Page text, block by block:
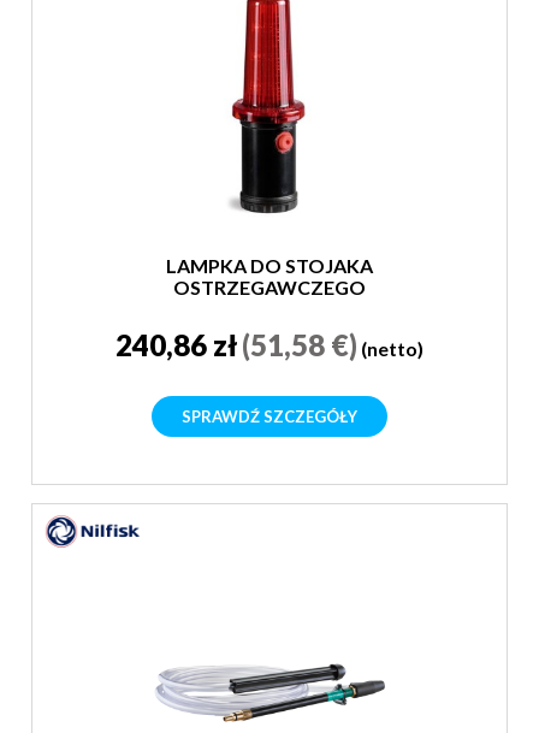
LAMPKA DO STOJAKA
OSTRZEGAWCZEGO
240,86 zł(51,58 €) (netto)
SPRAWDŹ SZCZEGÓŁY